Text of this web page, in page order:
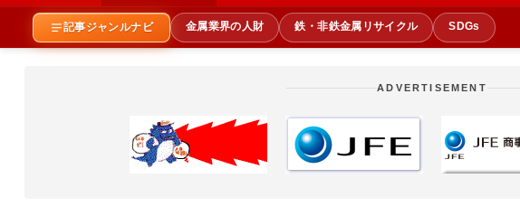
記事ジャンルナビ 金属業界の人財 鉄・非鉄金属リサイクル SDGs
ADVERTISEMENT